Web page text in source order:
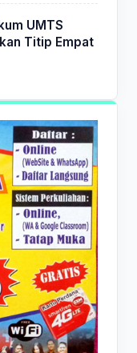
UMTS
Titip Empat